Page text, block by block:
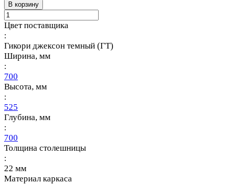
В корзину
Цвет поставщика
:
Гикори джексон темный (ГТ)
Ширина, мм
:
700
Высота, мм
:
525
Глубина, мм
:
700
Толщина столешницы
:
22 мм
Материал каркаса